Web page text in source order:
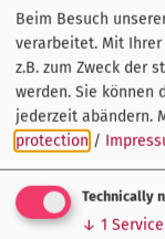
Beim Besuch
verarbeitet. Mit
z.B. zum Zweck der
werden. Sie können
jederzeit abändern.
protection /
Technically
↓ 1 Service